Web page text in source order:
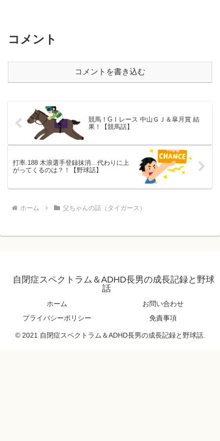
コメント
コメントを書き込む
競馬！GⅠレース 中山ＧＪ＆皐月賞 結
果！【競馬話】
打率.188 木浪選手登録抹消…代わりに上
がってくるのは？！【野球話】
ホーム 父ちゃんの話（タイガース）
自閉症スペクトラム＆ADHD長男の成長記録と野球
話
ホーム
お問い合わせ
プライバシーポリシー
免責事項
© 2021 自閉症スペクトラム＆ADHD長男の成長記録と野球話.